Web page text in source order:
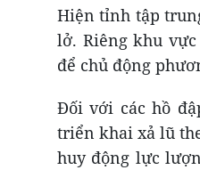
Hiện tỉnh tập
lở. Riêng khu
để chủ động
Đối với các hồ
triển khai xả lũ
huy động lực